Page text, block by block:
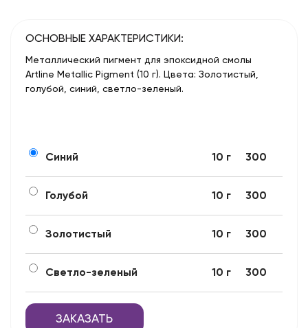
ОСНОВНЫЕ ХАРАКТЕРИСТИКИ:
Металлический пигмент для эпоксидной смолы
Artline Metallic Pigment (10 г). Цвета: Золотистый,
голубой, синий, светло-зеленый.
Синий 10 г 300
Голубой 10 г 300
Золотистый 10 г 300
Светло-зеленый 10 г 300
ЗАКАЗАТЬ